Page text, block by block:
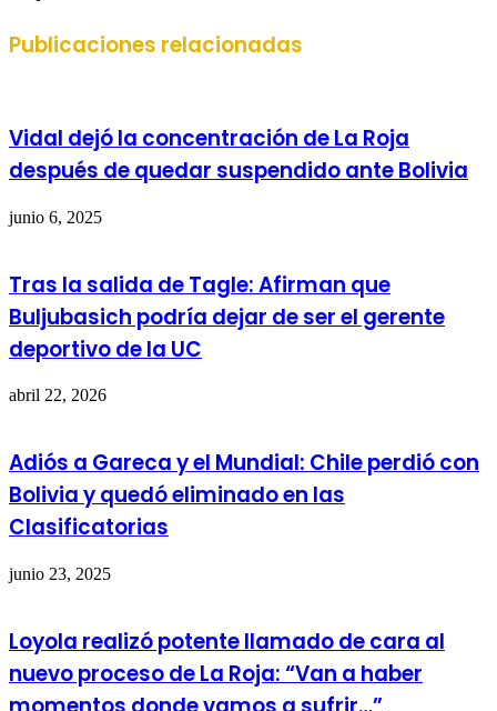
Publicaciones relacionadas
Vidal dejó la concentración de La Roja
después de quedar suspendido ante Bolivia
junio 6, 2025
Tras la salida de Tagle: Afirman que
Buljubasich podría dejar de ser el gerente
deportivo de la UC
abril 22, 2026
Adiós a Gareca y el Mundial: Chile perdió con
Bolivia y quedó eliminado en las
Clasificatorias
junio 23, 2025
Loyola realizó potente llamado de cara al
nuevo proceso de La Roja: “Van a haber